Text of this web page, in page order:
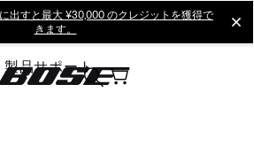
出すと最大 ¥30,000 のクレジットを獲得で
きます。
製品サポート